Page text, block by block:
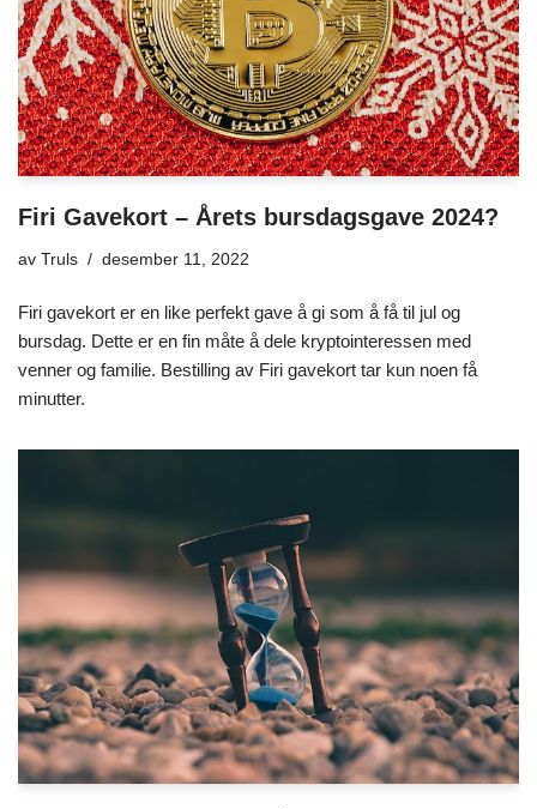
Firi Gavekort – Årets bursdagsgave 2024?
av Truls desember 11, 2022
Firi gavekort er en like perfekt gave å gi som å få til jul og
bursdag. Dette er en fin måte å dele kryptointeressen med
venner og familie. Bestilling av Firi gavekort tar kun noen få
minutter.